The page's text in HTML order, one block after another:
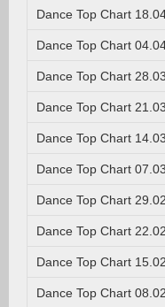
Dance Top Chart
Dance Top Chart
Dance Top Chart
Dance Top Chart
Dance Top Chart
Dance Top Chart
Dance Top Chart
Dance Top Chart
Dance Top Chart
Dance Top Chart